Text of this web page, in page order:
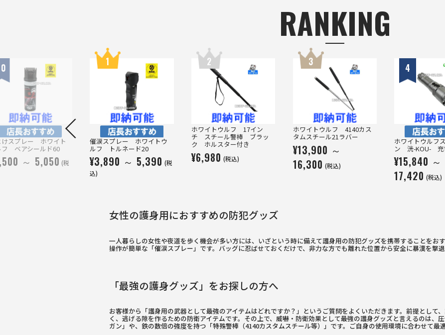
RANKING
Previous
けスプレー ホワイト
フ ベアシールド60
～ 5,050 (税
1
催涙スプレー ホワイトウ
ルフ トルネード20
¥3,890 ～ 5,390 (税
込)
2
ホワイトウルフ 17イン
チ スチール警棒 ブラッ
ク ホルスター付き
¥6,980 (税込)
3
ホワイトウルフ 4140カス
タムスチール21ラバー
¥13,900 ～
16,300 (税込)
4
ホワイトウルフ
ン 洸-KOU- 充
¥15,840 ～
17,420 (税込)
Next
女性の護身用におすすめの防犯グッズ
一人暮らしの女性や夜道を歩く機会が多い方には、いざという時に備えて護身用の防犯グッズを携帯することをお
操作が簡単な「催涙スプレー」です。バッグに忍ばせておくだけで、非力な方でも離れた位置から安全に暴漢を撃退
「最強の護身グッズ」をお探しの方へ
お客様から「護身用の武器として最強のアイテムはどれですか？」というご質問をよくいただきます。前提として
く、逃げる隙を作るための防衛アイテムです。その上で、威嚇・防衛効果として最強の護身グッズと言えるのは、
ガン」や、鉄の数倍の強度を持つ「特殊警棒（4140カスタムスチール等）」です。ご自身の使用環境に合わせて最